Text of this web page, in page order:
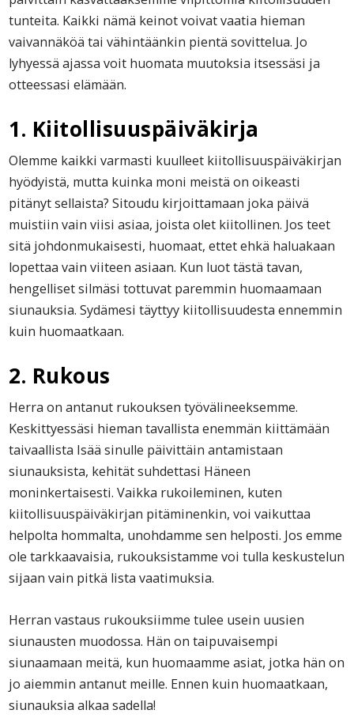
tunteita. Kaikki nämä keinot voivat vaatia hieman
vaivannäköä tai vähintäänkin pientä sovittelua. Jo
lyhyessä ajassa voit huomata muutoksia itsessäsi ja
otteessasi elämään.
1. Kiitollisuuspäiväkirja
Olemme kaikki varmasti kuulleet kiitollisuuspäiväkirjan
hyödyistä, mutta kuinka moni meistä on oikeasti
pitänyt sellaista? Sitoudu kirjoittamaan joka päivä
muistiin vain viisi asiaa, joista olet kiitollinen. Jos teet
sitä johdonmukaisesti, huomaat, ettet ehkä haluakaan
lopettaa vain viiteen asiaan. Kun luot tästä tavan,
hengelliset silmäsi tottuvat paremmin huomaamaan
siunauksia. Sydämesi täyttyy kiitollisuudesta ennemmin
kuin huomaatkaan.
2. Rukous
Herra on antanut rukouksen työvälineeksemme.
Keskittyessäsi hieman tavallista enemmän kiittämään
taivaallista Isää sinulle päivittäin antamistaan
siunauksista, kehität suhdettasi Häneen
moninkertaisesti. Vaikka rukoileminen, kuten
kiitollisuuspäiväkirjan pitäminenkin, voi vaikuttaa
helpolta hommalta, unohdamme sen helposti. Jos emme
ole tarkkaavaisia, rukouksistamme voi tulla keskustelun
sijaan vain pitkä lista vaatimuksia.
Herran vastaus rukouksiimme tulee usein uusien
siunausten muodossa. Hän on taipuvaisempi
siunaamaan meitä, kun huomaamme asiat, jotka hän on
jo aiemmin antanut meille. Ennen kuin huomaatkaan,
siunauksia alkaa sadella!